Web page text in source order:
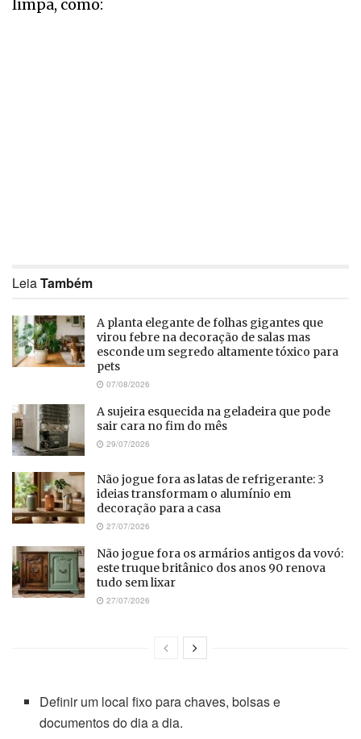
limpa, como:
LeiaTambém
A planta elegante de folhas gigantes que
virou febre na decoração de salas mas
esconde um segredo altamente tóxico para
pets
07/08/2026
A sujeira esquecida na geladeira que pode
sair cara no fim do mês
29/07/2026
Não jogue fora as latas de refrigerante: 3
ideias transformam o alumínio em
decoração para a casa
27/07/2026
Não jogue fora os armários antigos da vovó:
este truque britânico dos anos 90 renova
tudo sem lixar
27/07/2026
Definir um local fixo para chaves, bolsas e
documentos do dia a dia.